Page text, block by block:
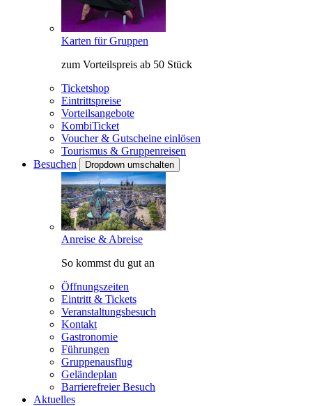
Karten für Gruppen
zum Vorteilspreis ab 50 Stück
Ticketshop
Eintrittspreise
Vorteilsangebote
KombiTicket
Voucher & Gutscheine einlösen
Tourismus & Gruppenreisen
Besuchen
Dropdown umschalten
Anreise & Abreise
So kommst du gut an
Öffnungszeiten
Eintritt & Tickets
Veranstaltungsbesuch
Kontakt
Gastronomie
Führungen
Gruppenausflug
Geländeplan
Barrierefreier Besuch
Aktuelles